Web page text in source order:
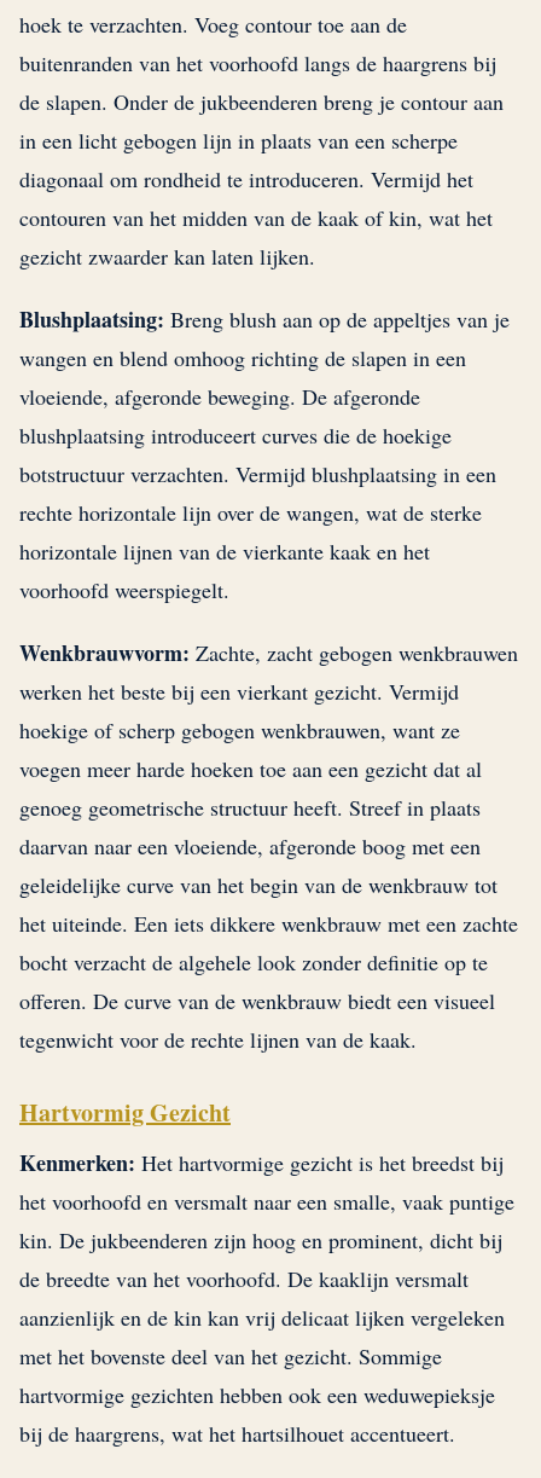
hoek te verzachten. Voeg contour toe aan de
buitenranden van het voorhoofd langs de haargrens bij
de slapen. Onder de jukbeenderen breng je contour aan
in een licht gebogen lijn in plaats van een scherpe
diagonaal om rondheid te introduceren. Vermijd het
contouren van het midden van de kaak of kin, wat het
gezicht zwaarder kan laten lijken.
Blushplaatsing: Breng blush aan op de appeltjes van je
wangen en blend omhoog richting de slapen in een
vloeiende, afgeronde beweging. De afgeronde
blushplaatsing introduceert curves die de hoekige
botstructuur verzachten. Vermijd blushplaatsing in een
rechte horizontale lijn over de wangen, wat de sterke
horizontale lijnen van de vierkante kaak en het
voorhoofd weerspiegelt.
Wenkbrauwvorm: Zachte, zacht gebogen wenkbrauwen
werken het beste bij een vierkant gezicht. Vermijd
hoekige of scherp gebogen wenkbrauwen, want ze
voegen meer harde hoeken toe aan een gezicht dat al
genoeg geometrische structuur heeft. Streef in plaats
daarvan naar een vloeiende, afgeronde boog met een
geleidelijke curve van het begin van de wenkbrauw tot
het uiteinde. Een iets dikkere wenkbrauw met een zachte
bocht verzacht de algehele look zonder definitie op te
offeren. De curve van de wenkbrauw biedt een visueel
tegenwicht voor de rechte lijnen van de kaak.
Hartvormig Gezicht
Kenmerken: Het hartvormige gezicht is het breedst bij
het voorhoofd en versmalt naar een smalle, vaak puntige
kin. De jukbeenderen zijn hoog en prominent, dicht bij
de breedte van het voorhoofd. De kaaklijn versmalt
aanzienlijk en de kin kan vrij delicaat lijken vergeleken
met het bovenste deel van het gezicht. Sommige
hartvormige gezichten hebben ook een weduwepieksje
bij de haargrens, wat het hartsilhouet accentueert.